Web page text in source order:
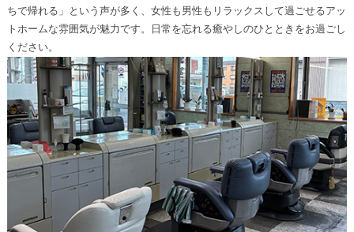
ちで帰れる」という声が多く、女性も男性もリラックスして過ごせるアッ
トホームな雰囲気が魅力です。日常を忘れる癒やしのひとときをお過ごし
ください。